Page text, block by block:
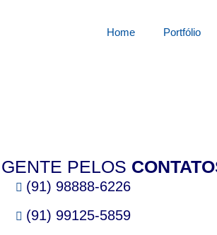
Home Portfólio
PELOS
(91) 98888-6226
(91) 99125-5859